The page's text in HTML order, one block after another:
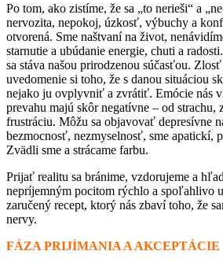
Po tom, ako zistíme, že sa „to nerieši“ a
nervozita, nepokoj, úzkosť, výbuchy a
otvorená. Sme naštvaní na život,
starnutie a ubúdanie energie, chuti a
sa stáva našou prirodzenou súčasťou.
uvedomenie si toho, že s danou situáciou
nejako ju ovplyvniť a zvrátiť. Emócie nás
prevahu majú skôr negatívne – od strachu,
frustráciu. Môžu sa objavovať depresívne
bezmocnosť, nezmyselnosť, sme apatickí,
Zvädli sme a strácame farbu.
Prijať realitu sa bránime, vzdorujeme a
nepríjemným pocitom rýchlo a spoľahlivo
zaručený recept, ktorý nás zbaví toho, že
nervy.
FÁZA PRIJÍMANIA A AKCEPTÁCIE